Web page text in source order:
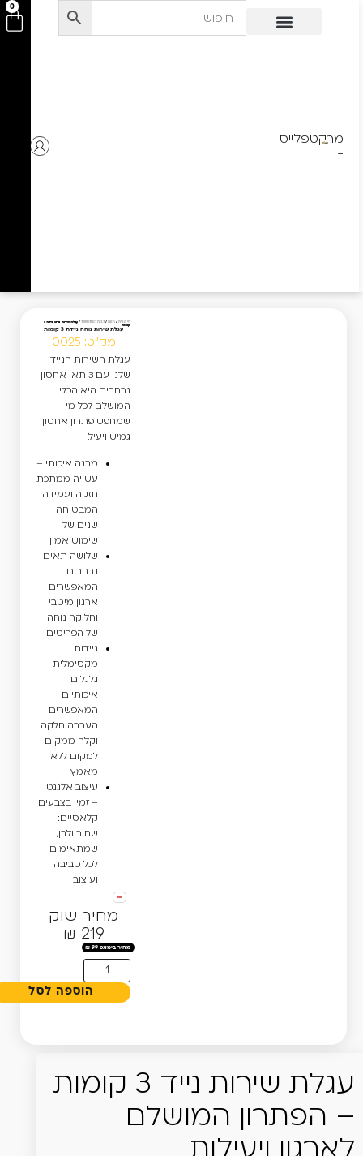
מרקטפלייס
-
0
דף הבית / חנות / לבית לגן ולמשרד/
עגלת שירות נוחה ניידת 3
קומות
עגלת שירות נוחה ניידת 3 קומות
מק"ט: 0025
עגלת השירות הנייד
שלנו עם 3 תאי אחסון
נרחבים היא הכלי
המושלם לכל מי
שמחפש פתרון אחסון
גמיש ויעיל.
מבנה איכותי –
עשויה ממתכת
חזקה ועמידה
המבטיחה
שנים של
שימוש אמין
שלושה תאים
נרחבים
המאפשרים
ארגון מיטבי
וחלוקה נוחה
של הפריטים
ניידות
מקסימלית –
גלגלים
איכותיים
המאפשרים
העברה חלקה
וקלה ממקום
למקום ללא
מאמץ
עיצוב אלגנטי
– זמין בצבעים
קלאסיים:
שחור ולבן,
שמתאימים
לכל סביבה
ועיצוב
מחיר שוק
219 ₪
₪ 99
הוספה לסל
עגלת שירות נייד 3 קומות
– הפתרון המושלם